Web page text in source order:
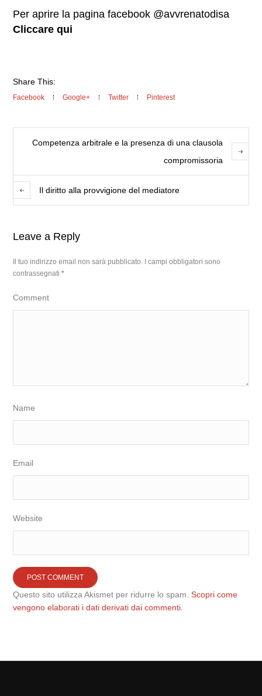
Per aprire la pagina facebook @avvrenatodisa
Cliccare qui
Share This:
Facebook Google+ Twitter Pinterest
Competenza arbitrale e la presenza di una clausola
compromissoria
Il diritto alla provvigione del mediatore
Leave a Reply
Il tuo indirizzo email non sarà pubblicato.
I campi obbligatori sono
contrassegnati*
Comment
Name
Email
Website
Questo sito utilizza Akismet per ridurre lo spam.Scopri come
vengono elaborati i dati derivati dai commenti